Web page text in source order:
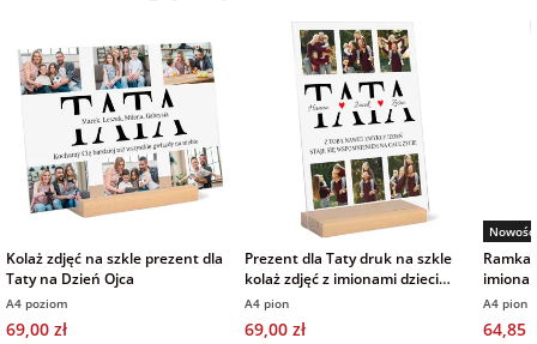
Dodatki i
opakowania
na Dzień
Chłopaka
na Dzień Kobiet
na mikołajki
dla przyjaciółki
dla przyjaciela
Kolaż zdjęć na szkle prezent dla
Taty na Dzień Ojca
A4 poziom
69,00 zł
Prezent dla Taty druk na szkle
kolaż zdjęć z imionami dzieci
21x30 cm
A4 pion
69,00 zł
Nowość
Ramka
A4 pion
64,85